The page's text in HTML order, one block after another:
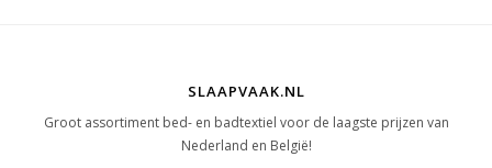
SLAAPVAAK.NL
Groot assortiment bed- en badtextiel voor de laagste prijzen van
Nederland en België!